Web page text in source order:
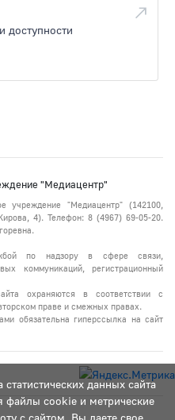
доступности
данных сайта
файлы cookie и метрические
с сайтом, Вы даете свое
"Медиацентр"
учреждение "Медиацентр" (142100,
4). Телефон: 8 (4967) 69-05-20.
по надзору в сфере связи,
коммуникаций, регистрационный
охраняются в соответствии с
праве и смежных правах.
обязательна гиперссылка на сайт